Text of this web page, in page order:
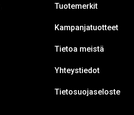
Tuotemerkit
Kampanjatuotteet
Tietoa meistä
Yhteystiedot
Tietosuojaseloste